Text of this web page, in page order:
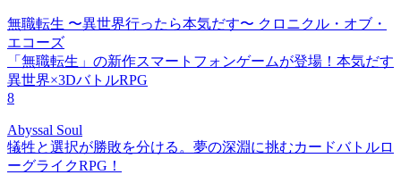
無職転生 〜異世界行ったら本気だす〜 クロニクル・オブ・
エコーズ
「無職転生」の新作スマートフォンゲームが登場！本気だす
異世界×3DバトルRPG
8
Abyssal Soul
犠牲と選択が勝敗を分ける。夢の深淵に挑むカードバトルロ
ーグライクRPG！